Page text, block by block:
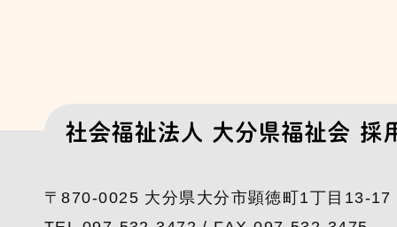
〒870-0025 大分県大分市顕徳町1丁目13-17